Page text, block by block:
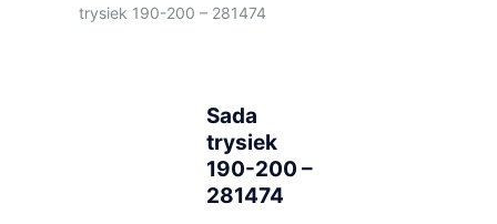
trysiek 190-200 – 281474
Sada
trysiek
190-200 –
281474